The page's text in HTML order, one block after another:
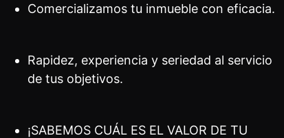
Comercializamos tu inmueble con eficacia.
Rapidez, experiencia y seriedad al servicio
de tus objetivos.
¡SABEMOS CUÁL ES EL VALOR DE TU